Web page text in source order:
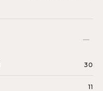
30
11